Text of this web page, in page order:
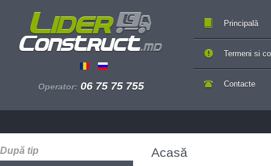
Operator: 06 75 75 755
Principală
Contacte
Termeni si
După tip Acasă